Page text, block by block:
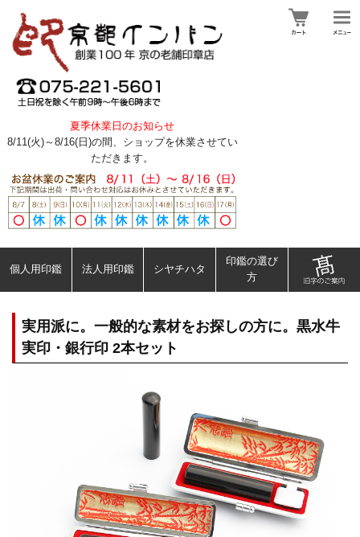
夏季休業日のお知らせ
8/11(火)～8/16(日)の間、ショップを休業させてい
ただきます。
個人用印鑑 法人用印鑑 シヤチハタ
印鑑の選び
方
実用派に。一般的な素材をお探しの方に。黒水牛
実印・銀行印 2本セット